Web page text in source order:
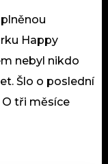
Happy
nebyl nikdo
Šlo o poslední
tři měsíce